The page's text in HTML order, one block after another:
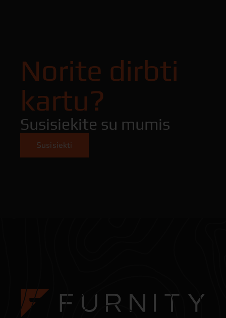
Norite dirbti
kartu?
Susisiekite su mumis
Susisiekti